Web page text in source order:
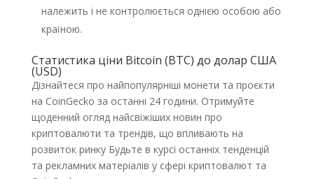
належить і не контролюється однією особою або
країною.
Статистика ціни Bitcoin (BTC) до долар США
(USD)
Дізнайтеся про найпопулярніші монети та проєкти
на CoinGecko за останні 24 години. Отримуйте
щоденний огляд найсвіжіших новин про
криптовалюти та трендів, що впливають на
розвиток ринку Будьте в курсі останніх тенденцій
та рекламних матеріалів у сфері криптовалют та